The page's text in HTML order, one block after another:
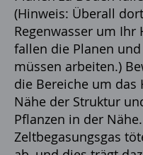
(Hinweis: Überall
Regenwasser um Ihr
fallen die Planen
müssen arbeiten.)
die Bereiche um das
Nähe der Struktur
Pflanzen in der Nähe.
Zeltbegasungsgas